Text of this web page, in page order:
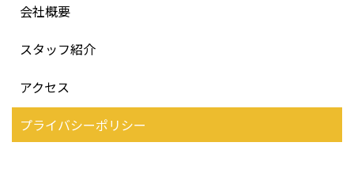
会社概要
スタッフ紹介
アクセス
プライバシーポリシー